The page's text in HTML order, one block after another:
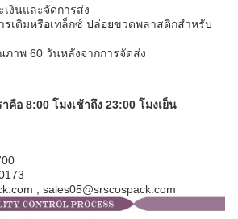
งินและจัดการส่ง
รเดิมหรือเทล็กซ์ ปล่อยขวดพลาสติกสําหรับ
าพ 60 วันหลังจากการจัดส่ง
าคือ 8:00 โมงเช้าถึง 23:00 โมงเย็น
; sales05@srscospack.com